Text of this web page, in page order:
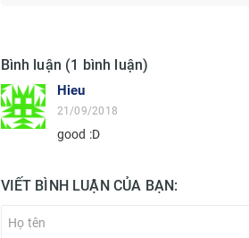
Bình luận (1 bình luận)
Hieu
21/09/2018
good :D
VIẾT BÌNH LUẬN CỦA BẠN: